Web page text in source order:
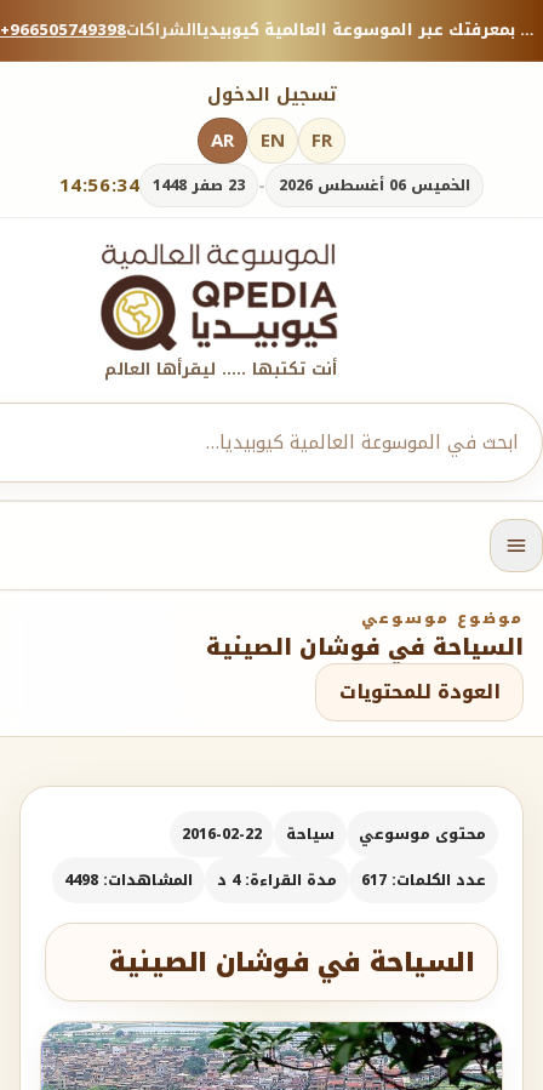
+966505749398الشراكات منصة معرفية موثوقة — شارك بمعرفتك عبر الموسوعة العالمية كيوبيديا.
تسجيل الدخول
14:56:36 الخميس 06 أغسطس 2026 - 23 صفر 1448
AR EN FR
أنت تكتبها ..... ليقرأها العالم
موضوع موسوعي
السياحة في فوشان الصينية
العودة للمحتويات
محتوى موسوعي سياحة
2016-02-22
عدد الكلمات: 617
مدة القراءة: 4 د المشاهدات: 4498
السياحة في فوشان الصينية